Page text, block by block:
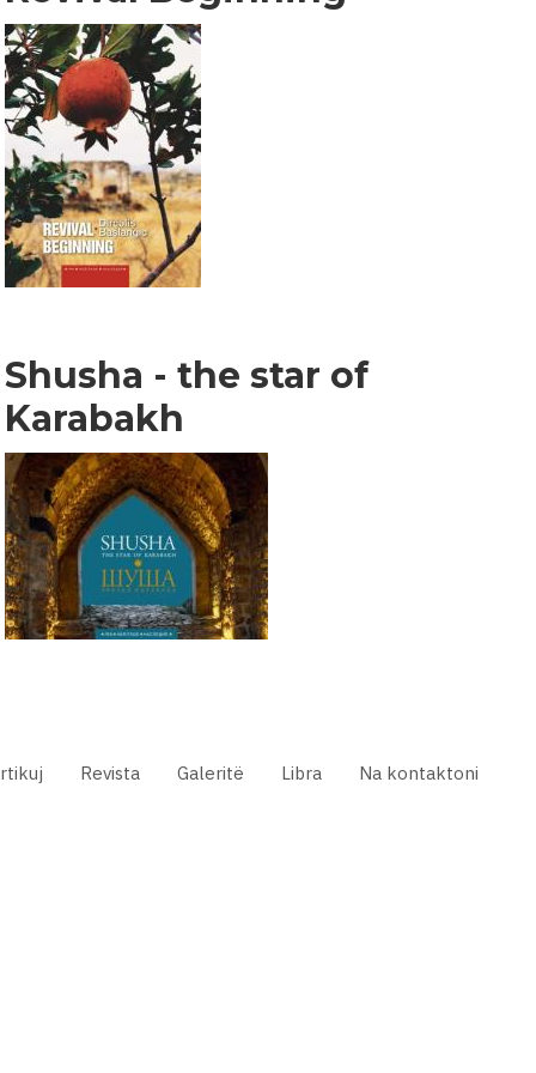
Shusha - the star of
Karabakh
Revista Galeritë Libra Na kontaktoni